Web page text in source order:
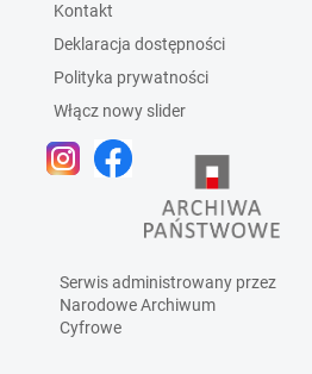
Kontakt
Deklaracja dostępności
Polityka prywatności
Włącz nowy slider
Serwis administrowany przez
Narodowe Archiwum
Cyfrowe